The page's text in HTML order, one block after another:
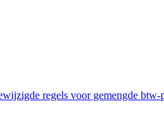
regels voor gemengde